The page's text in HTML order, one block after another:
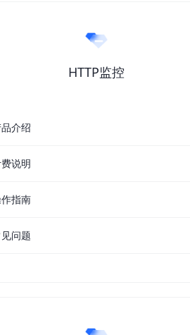
HTTP监控
介绍
说明
指南
问题